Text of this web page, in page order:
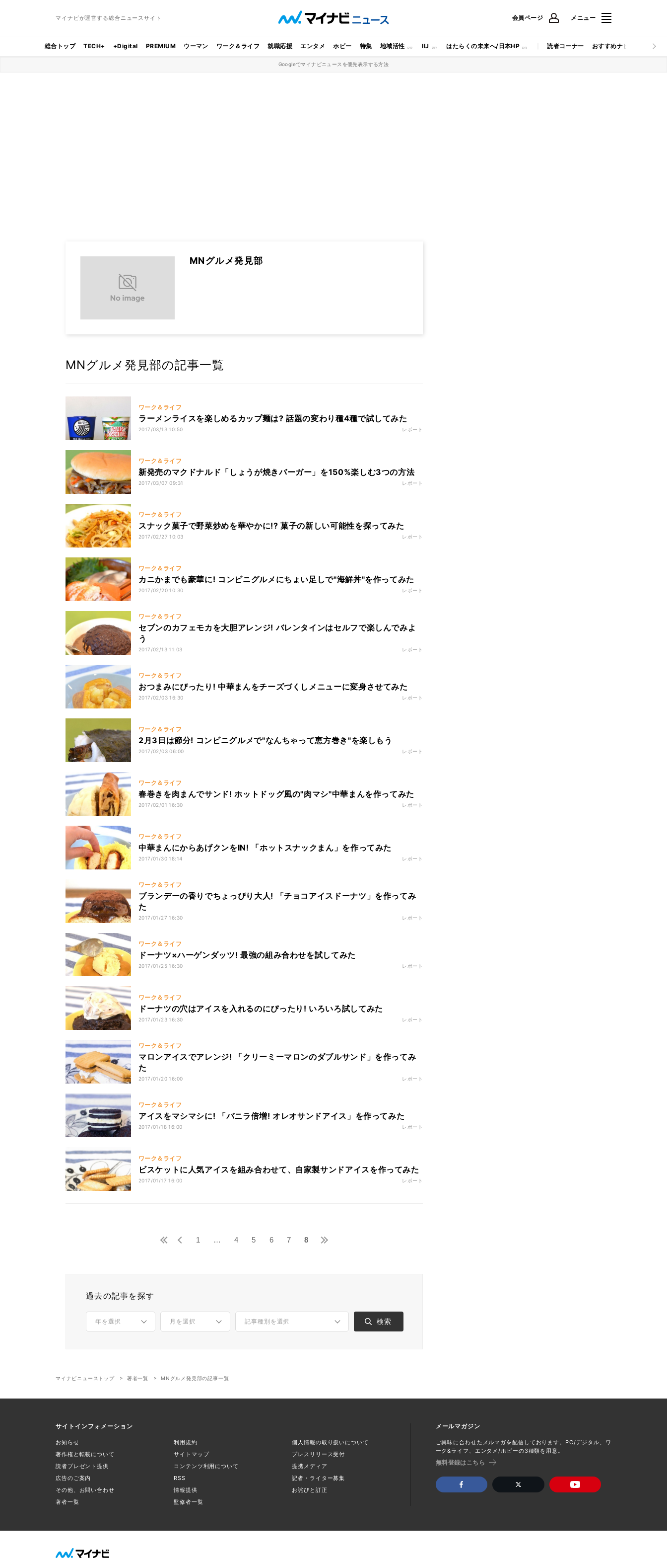
マイナビが運営する総合ニュースサイト 会員ページ メニュー
総合トップ TECH+ +Digital PREMIUM ウーマン ワーク＆ライフ 就職応援 エンタメ ホビー 特集 地域活性 IIJ はたらくの未来へ/日本HP 読者コーナー おすすめナビ マイナビ
Googleでマイナビニュースを優先表示する方法
MNグルメ発見部
MNグルメ発見部の記事一覧
ワーク＆ライフ
ラーメンライスを楽しめるカップ麺は? 話題の変わり種4種で試してみた
2017/03/13 10:50 レポート
ワーク＆ライフ
新発売のマクドナルド「しょうが焼きバーガー」を150%楽しむ3つの方法
2017/03/07 09:31 レポート
ワーク＆ライフ
スナック菓子で野菜炒めを華やかに!? 菓子の新しい可能性を探ってみた
2017/02/27 10:03 レポート
ワーク＆ライフ
カニかまでも豪華に! コンビニグルメにちょい足しで"海鮮丼"を作ってみた
2017/02/20 10:30 レポート
ワーク＆ライフ
セブンのカフェモカを大胆アレンジ! バレンタインはセルフで楽しんでみよ
う
2017/02/13 11:03 レポート
ワーク＆ライフ
おつまみにぴったり! 中華まんをチーズづくしメニューに変身させてみた
2017/02/03 16:30 レポート
ワーク＆ライフ
2月3日は節分! コンビニグルメで"なんちゃって恵方巻き"を楽しもう
2017/02/03 06:00 レポート
ワーク＆ライフ
春巻きを肉まんでサンド! ホットドッグ風の"肉マシ"中華まんを作ってみた
2017/02/01 16:30 レポート
ワーク＆ライフ
中華まんにからあげクンをIN! 「ホットスナックまん」を作ってみた
2017/01/30 18:14 レポート
ワーク＆ライフ
ブランデーの香りでちょっぴり大人! 「チョコアイスドーナツ」を作ってみ
た
2017/01/27 16:30 レポート
ワーク＆ライフ
ドーナツ×ハーゲンダッツ! 最強の組み合わせを試してみた
2017/01/25 16:30 レポート
ワーク＆ライフ
ドーナツの穴はアイスを入れるのにぴったり! いろいろ試してみた
2017/01/23 16:30 レポート
ワーク＆ライフ
マロンアイスでアレンジ! 「クリーミーマロンのダブルサンド」を作ってみ
た
2017/01/20 16:00 レポート
ワーク＆ライフ
アイスをマシマシに! 「バニラ倍増! オレオサンドアイス」を作ってみた
2017/01/18 16:00 レポート
ワーク＆ライフ
ビスケットに人気アイスを組み合わせて、自家製サンドアイスを作ってみた
2017/01/17 16:00 レポート
1 … 4 5 6 7 8
過去の記事を探す
マイナビニューストップ 著者一覧 MNグルメ発見部の記事一覧
サイトインフォメーション
お知らせ 利用規約
個人情報の取り扱いについて
著作権と転載について
サイトマップ
プレスリリース受付
読者プレゼント提供
コンテンツ利用について
提携メディア
広告のご案内
RSS
記者・ライター募集
その他、お問い合わせ
情報提供
お詫びと訂正
著者一覧
監修者一覧
メールマガジン
ご興味に合わせたメルマガを配信しております。PC/デジタル、ワ
ーク&ライフ、エンタメ/ホビーの3種類を用意。
無料登録はこちら